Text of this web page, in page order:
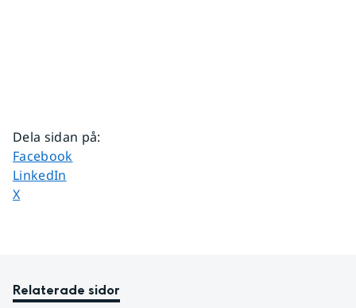
Dela sidan på:
Dela sidan på
Facebook
Dela sidan på
LinkedIn
Dela sidan på
X
Relaterade sidor